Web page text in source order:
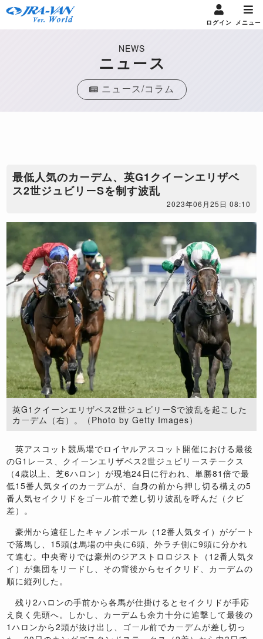
ログイン メニュー
NEWS
ニュース
ニュース/コラム
最低人気のカーデム、英G1クイーンエリザベ
ス2世ジュビリーSを制す波乱
2023年06月25日 08:10
英G1クイーンエリザベス2世ジュビリーSで波乱を起こした
カーデム（右）。（Photo by Getty Images）
英アスコット競馬場でロイヤルアスコット開催における最後
のG1レース、クイーンエリザベス2世ジュビリーステークス
（4歳以上、芝6ハロン）が現地24日に行われ、単勝81倍で最
低15番人気タイのカーデムが、自身の前から押し切る構えの5
番人気セイクリドをゴール前で差し切り波乱を呼んだ（クビ
差）。
豪州から遠征したキャノンボール（12番人気タイ）がゲート
で落馬し、15頭は馬場の中央に6頭、外ラチ側に9頭に分かれ
て進む。中央寄りでは豪州のジアストロロジスト（12番人気タ
イ）が集団をリードし、その背後からセイクリド、カーデムの
順に縦列した。
残り2ハロンの手前から各馬が仕掛けるとセイクリドが手応
え良く先頭へ。しかし、カーデムも余力十分に追撃して最後の
1ハロンから2頭が抜け出し、ゴール前でカーデムが差し切っ